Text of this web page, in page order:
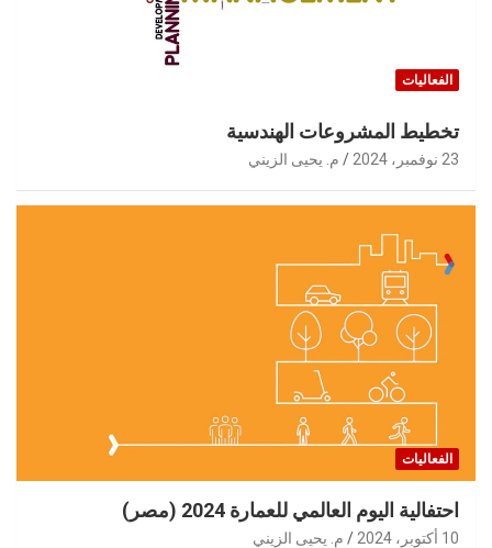
الفعاليات
تخطيط المشروعات الهندسية
23 نوفمبر، 2024 م. يحيى الزيني
الفعاليات
احتفالية اليوم العالمي للعمارة 2024 (مصر)
10 أكتوبر، 2024 م. يحيى الزيني